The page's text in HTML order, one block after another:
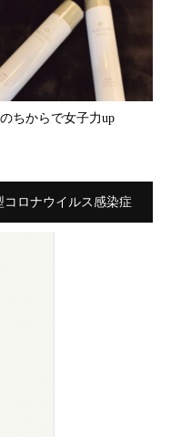
ちからで女子力up
コロナウイルス感染症